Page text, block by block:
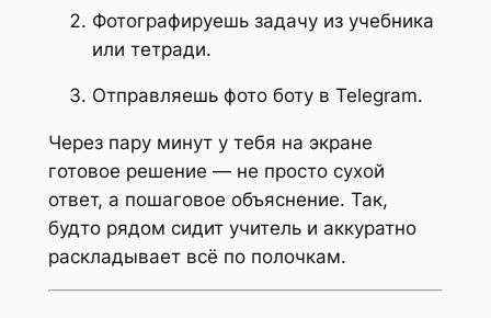
Фотографируешь задачу из учебника
или тетради.
Отправляешь фото боту в Telegram.
Через пару минут у тебя на экране
готовое решение — не просто сухой
ответ, а пошаговое объяснение. Так,
будто рядом сидит учитель и аккуратно
раскладывает всё по полочкам.